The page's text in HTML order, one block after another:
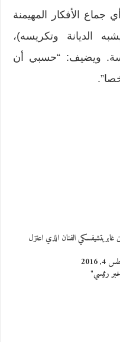
الأفكار المهيمنة
الديانة وتكريسه)،
ويضيف: “حسبي أن
غابريتشيفسكي الفنان الذي اعتزل
2016
رئيسي"